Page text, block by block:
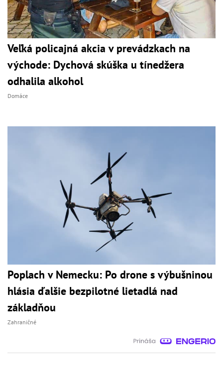
Veľká policajná akcia v prevádzkach na
východe: Dychová skúška u tínedžera
odhalila alkohol
Domáce
Poplach v Nemecku: Po drone s výbušninou
hlásia ďalšie bezpilotné lietadlá nad
základňou
Zahraničné